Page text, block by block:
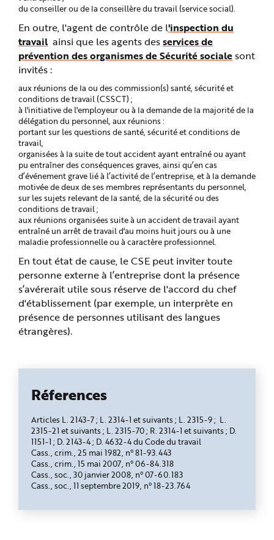
du conseiller ou de la conseillère du travail (service social).
En outre, l'agent de contrôle de l'inspection du
travail ainsi que les agents desservices de
prévention des organismes de Sécurité socialesont
invités :
aux réunions de la ou des commission(s) santé, sécurité et
conditions de travail (CSSCT) ;
à l'initiative de l'employeur ou à la demande de la majorité de la
délégation du personnel, aux réunions :
portant sur les questions de santé, sécurité et conditions de
travail,
organisées à la suite de tout accident ayant entraîné ou ayant
pu entraîner des conséquences graves, ainsi qu’en cas
d’événement grave lié à l’activité de l’entreprise, et à la demande
motivée de deux de ses membres représentants du personnel,
sur les sujets relevant de la santé, de la sécurité ou des
conditions de travail ;
aux réunions organisées suite à un accident de travail ayant
entraîné un arrêt de travail d'au moins huit jours ou à une
maladie professionnelle ou à caractère professionnel.
En tout état de cause, le CSE peut inviter toute
personne externe à l’entreprise dont la présence
s’avérerait utile sous réserve de l'accord du chef
d'établissement (par exemple, un interprète en
présence de personnes utilisant des langues
étrangères).
Réferences
Articles L. 2143-7 ; L. 2314-1 et suivants ; L. 2315-9 ; L.
2315-21 et suivants ; L. 2315-70 ; R. 2314-1 et suivants ; D.
1151-1 ; D. 2143-4 ; D. 4632-4 du Code du travail
Cass., crim., 25 mai 1982, n° 81-93.443
Cass., crim., 15 mai 2007, n° 06-84.318
Cass., soc., 30 janvier 2008, n° 07-60.183
Cass., soc., 11 septembre 2019, n° 18-23.764